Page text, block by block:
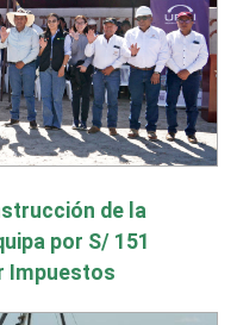
de la
por S/ 151
Impuestos